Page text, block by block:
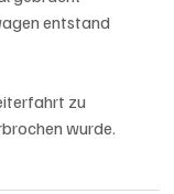
entstand
zu
wurde.